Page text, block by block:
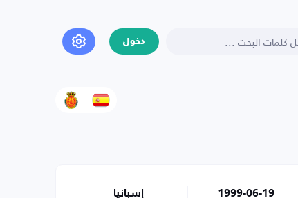
دخول
1999-06-19 إسبانيا